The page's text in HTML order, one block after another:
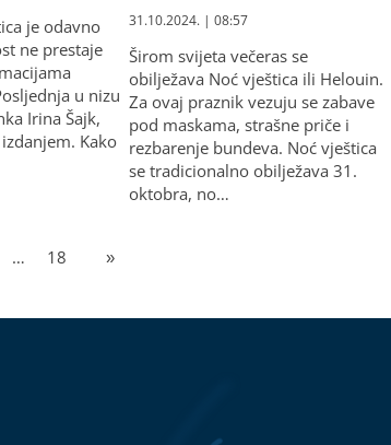
je odavno
ne prestaje
u nizu
Irina Šajk,
Kako
31.10.2024. | 08:57
Širom svijeta večeras se
obilježava Noć vještica ili Helouin.
Za ovaj praznik vezuju se zabave
pod maskama, strašne priče i
rezbarenje bundeva. Noć vještica
se tradicionalno obilježava 31.
oktobra, no…
… 18 »